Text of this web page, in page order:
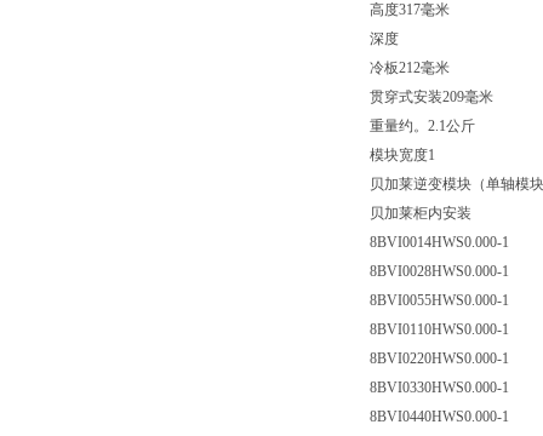
高度317毫米
深度
冷板212毫米
贯穿式安装209毫米
重量约。2.1公斤
模块宽度1
贝加莱逆变模块（单轴模
贝加莱柜内安装
8BVI0014HWS0.000-1
8BVI0028HWS0.000-1
8BVI0055HWS0.000-1
8BVI0110HWS0.000-1
8BVI0220HWS0.000-1
8BVI0330HWS0.000-1
8BVI0440HWS0.000-1